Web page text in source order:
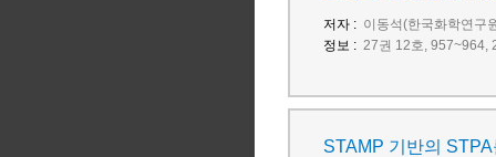
저자 : 이동석(한국화학연구
정보 : 27권 12호, 957~964,
STAMP 기반의